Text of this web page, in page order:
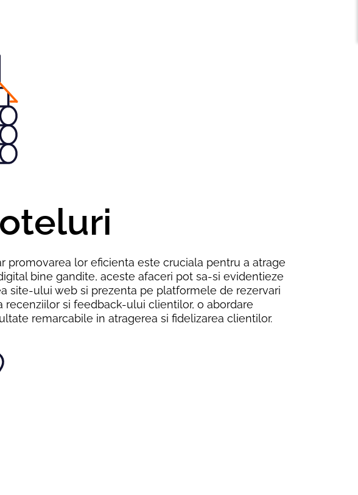
lor eficienta este cruciala pentru a atrage
bine gandite, aceste afaceri pot sa-si evidentieze
site-ului web si prezenta pe platformele de rezervari
si feedback-ului clientilor, o abordare
remarcabile in atragerea si fidelizarea clientilor.